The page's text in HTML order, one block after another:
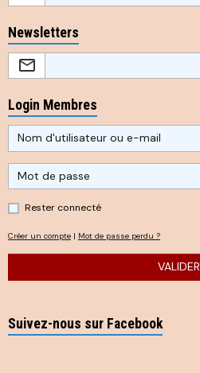
Newsletters
Login Membres
Rester connecté
Créer un compte | Mot de passe perdu ?
VALIDER
Suivez-nous sur Facebook